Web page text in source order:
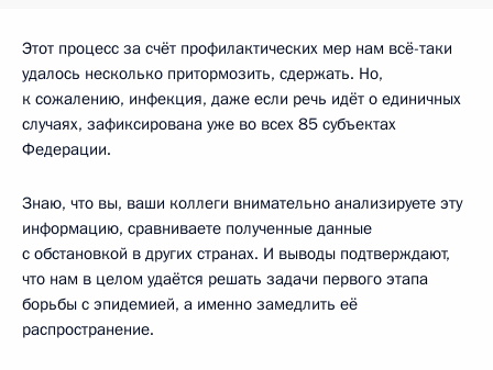
Этот процесс за счёт профилактических мер нам всё-таки
удалось несколько притормозить, сдержать. Но,
к сожалению, инфекция, даже если речь идёт о единичных
случаях, зафиксирована уже во всех 85 субъектах
Федерации.
Знаю, что вы, ваши коллеги внимательно анализируете эту
информацию, сравниваете полученные данные
с обстановкой в других странах. И выводы подтверждают,
что нам в целом удаётся решать задачи первого этапа
борьбы с эпидемией, а именно замедлить её
распространение.